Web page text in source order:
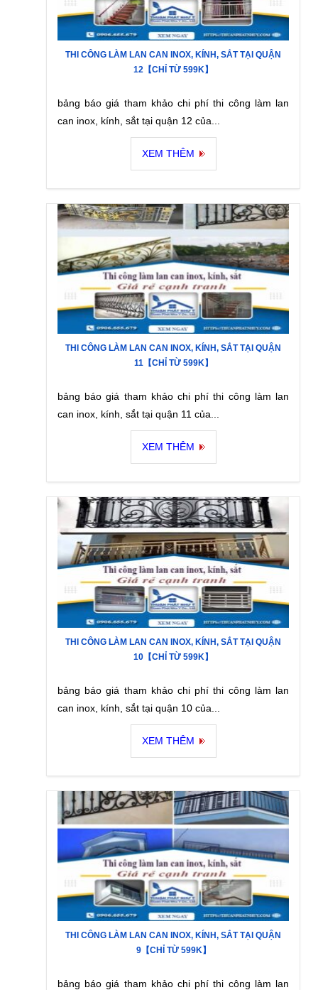
THI CÔNG LÀM LAN CAN INOX, KÍNH, SẮT TẠI QUẬN
12【CHỈ TỪ 599K】
bảng báo giá tham khảo chi phí thi công làm lan
can inox, kính, sắt tại quận 12 của...
XEM THÊM
THI CÔNG LÀM LAN CAN INOX, KÍNH, SẮT TẠI QUẬN
11【CHỈ TỪ 599K】
bảng báo giá tham khảo chi phí thi công làm lan
can inox, kính, sắt tại quận 11 của...
XEM THÊM
THI CÔNG LÀM LAN CAN INOX, KÍNH, SẮT TẠI QUẬN
10【CHỈ TỪ 599K】
bảng báo giá tham khảo chi phí thi công làm lan
can inox, kính, sắt tại quận 10 của...
XEM THÊM
THI CÔNG LÀM LAN CAN INOX, KÍNH, SẮT TẠI QUẬN
9【CHỈ TỪ 599K】
bảng báo giá tham khảo chi phí thi công làm lan